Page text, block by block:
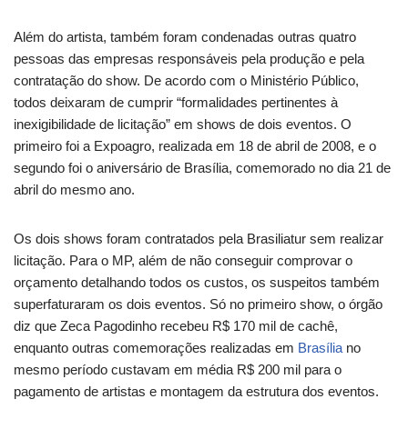
Além do artista, também foram condenadas outras quatro
pessoas das empresas responsáveis pela produção e pela
contratação do show. De acordo com o Ministério Público,
todos deixaram de cumprir “formalidades pertinentes à
inexigibilidade de licitação” em shows de dois eventos. O
primeiro foi a Expoagro, realizada em 18 de abril de 2008, e o
segundo foi o aniversário de Brasília, comemorado no dia 21 de
abril do mesmo ano.
Os dois shows foram contratados pela Brasiliatur sem realizar
licitação. Para o MP, além de não conseguir comprovar o
orçamento detalhando todos os custos, os suspeitos também
superfaturaram os dois eventos. Só no primeiro show, o órgão
diz que Zeca Pagodinho recebeu R$ 170 mil de cachê,
enquanto outras comemorações realizadas em Brasília no
mesmo período custavam em média R$ 200 mil para o
pagamento de artistas e montagem da estrutura dos eventos.